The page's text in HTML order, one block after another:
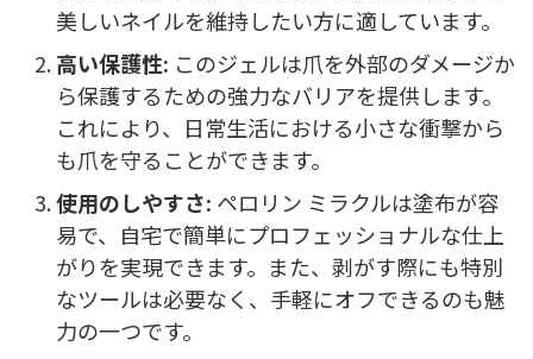
美しいネイルを維持したい方に適しています。
高い保護性: このジェルは爪を外部のダメージか
ら保護するための強力なバリアを提供します。
これにより、日常生活における小さな衝撃から
も爪を守ることができます。
使用のしやすさ: ペロリン ミラクルは塗布が容
易で、自宅で簡単にプロフェッショナルな仕上
がりを実現できます。また、剥がす際にも特別
なツールは必要なく、手軽にオフできるのも魅
力の一つです。